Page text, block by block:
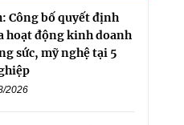
Công bố quyết định
hoạt động kinh doanh
sức, mỹ nghệ tại 5
2026